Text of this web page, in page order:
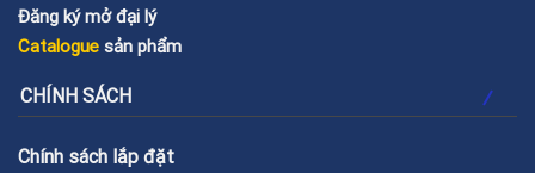
Đăng ký mở đại lý
Catalogue sản phẩm
CHÍNH SÁCH
Chính sách lắp đặt